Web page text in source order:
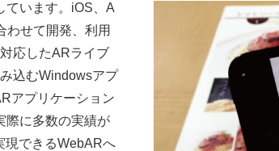
ています。iOS、A
わせて開発、利用
応したARライブ
込むWindowsアプ
アプリケーション
際に多数の実績が
現できるWebARへ